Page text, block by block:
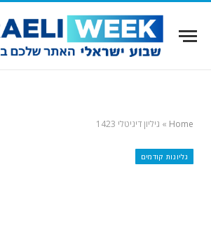
Home
» גיליון דיגיטלי 1423
גליונות קודמים